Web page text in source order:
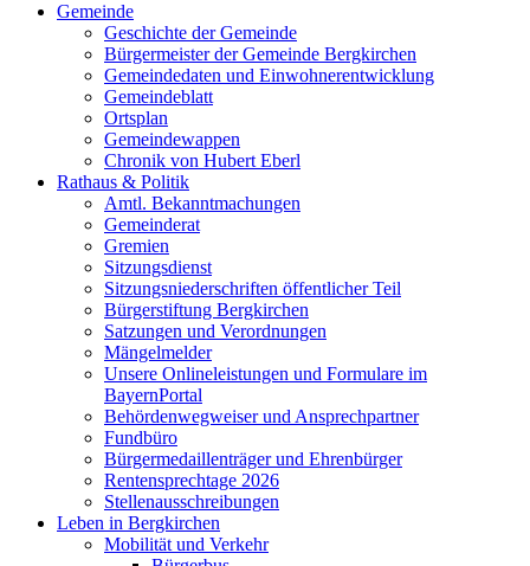
Gemeinde
Geschichte der Gemeinde
Bürgermeister der Gemeinde Bergkirchen
Gemeindedaten und Einwohnerentwicklung
Gemeindeblatt
Ortsplan
Gemeindewappen
Chronik von Hubert Eberl
Rathaus & Politik
Amtl. Bekanntmachungen
Gemeinderat
Gremien
Sitzungsdienst
Sitzungsniederschriften öffentlicher Teil
Bürgerstiftung Bergkirchen
Satzungen und Verordnungen
Mängelmelder
Unsere Onlineleistungen und Formulare im
BayernPortal
Behördenwegweiser und Ansprechpartner
Fundbüro
Bürgermedaillenträger und Ehrenbürger
Rentensprechtage 2026
Stellenausschreibungen
Leben in Bergkirchen
Mobilität und Verkehr